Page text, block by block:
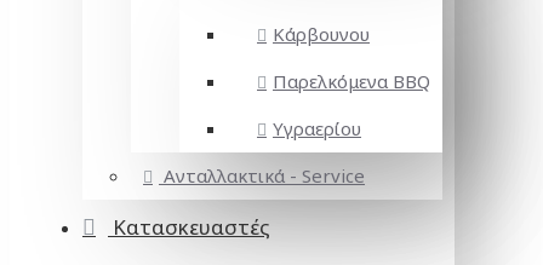
Κάρβουνου
Παρελκόμενα BBQ
Υγραερίου
Ανταλλακτικά - Service
Κατασκευαστές